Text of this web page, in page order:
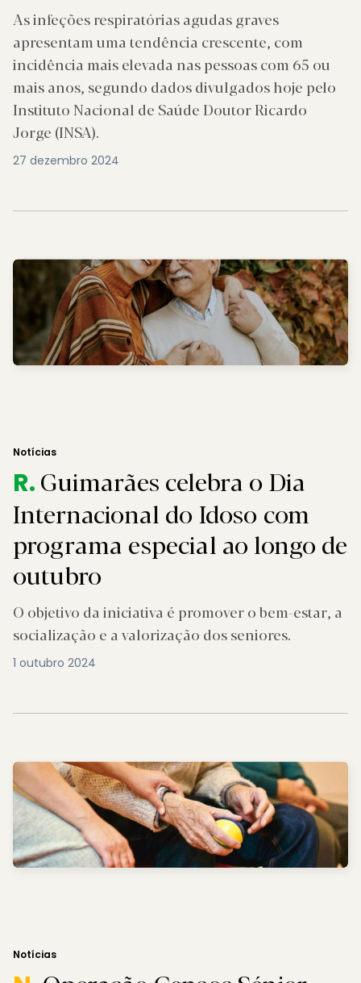
As infeções respiratórias agudas graves
apresentam uma tendência crescente, com
incidência mais elevada nas pessoas com 65 ou
mais anos, segundo dados divulgados hoje pelo
Instituto Nacional de Saúde Doutor Ricardo
Jorge (INSA).
27 dezembro 2024
Notícias
R.Guimarães celebra o Dia
Internacional do Idoso com
programa especial ao longo de
outubro
O objetivo da iniciativa é promover o bem-estar, a
socialização e a valorização dos seniores.
1 outubro 2024
Notícias